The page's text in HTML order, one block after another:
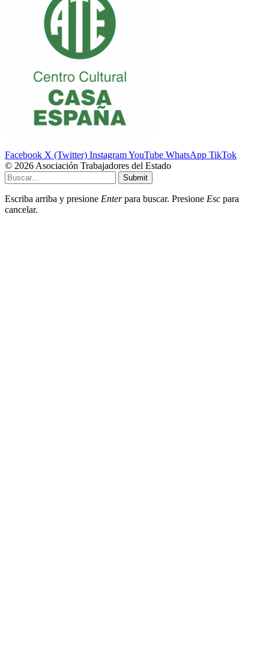
Facebook X (Twitter) InstagramYouTube WhatsApp TikTok
© 2026 Asociación Trabajadores del Estado
Submit
Escriba arriba y presione Enterpara buscar. Presione Esc para
cancelar.